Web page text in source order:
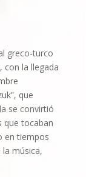
greco-turco
con la llegada
que
se convirtió
que tocaban
en tiempos
música,